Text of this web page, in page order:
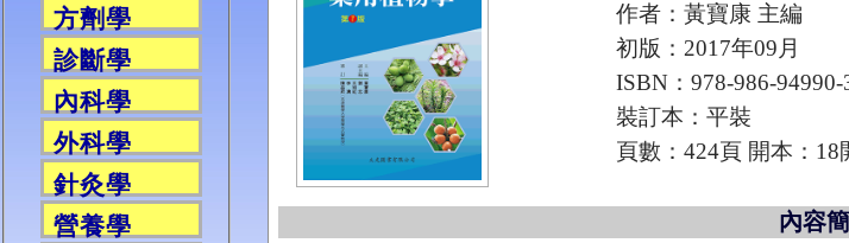
方劑學
診斷學
內科學
外科學
針灸學
營養學
作者：黃寶康 主編
初版：2017年09月
ISBN：978-986-94990-
裝訂本：平裝
頁數：424頁 開本：18
內容